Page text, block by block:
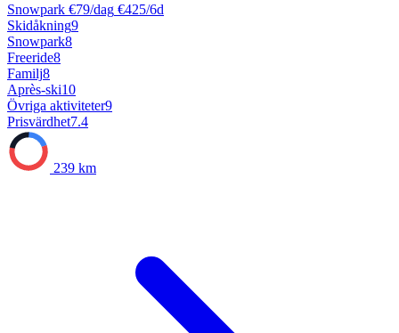
Snowpark €79/dag €425/6d
Skidåkning9
Snowpark8
Freeride8
Familj8
Après-ski10
Övriga aktiviteter9
Prisvärdhet7.4
239 km